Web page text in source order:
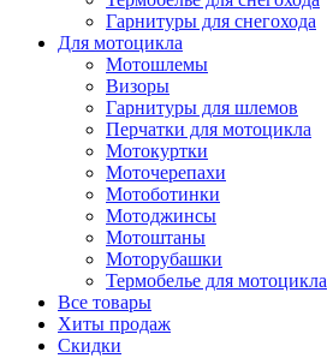
Гарнитуры для снегохода
Для мотоцикла
Мотошлемы
Визоры
Гарнитуры для шлемов
Перчатки для мотоцикла
Мотокуртки
Моточерепахи
Мотоботинки
Мотоджинсы
Мотоштаны
Моторубашки
Термобелье для мотоцикла
Все товары
Хиты продаж
Скидки